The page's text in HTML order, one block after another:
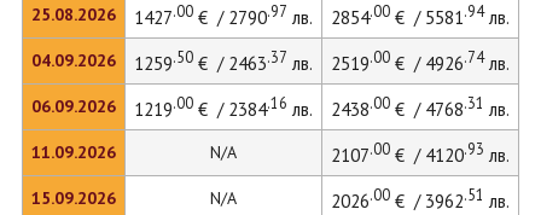
25.08.2026
04.09.2026
06.09.2026
11.09.2026
15.09.2026
1427.00€ / 2790.97 лв. 2854.00€ / 5581.94лв.
1259.50€ / 2463.37 лв. 2519.00€ / 4926.74лв.
1219.00€ / 2384.16 лв. 2438.00€ / 4768.31 лв.
N/A 2107.00€ / 4120.93 лв.
N/A 2026.00€ / 3962.51 лв.